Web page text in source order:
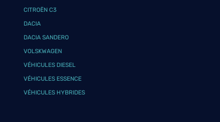
CITROËN C3
DACIA
DACIA SANDERO
VOLSKWAGEN
VÉHICULES DIESEL
VÉHICULES ESSENCE
VÉHICULES HYBRIDES